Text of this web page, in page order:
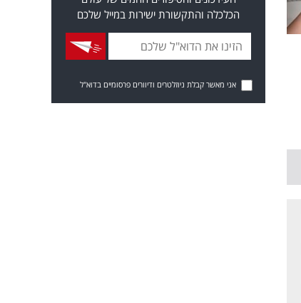
הכלכלה והתקשורת ישירות במייל שלכם
אני מאשר קבלת ניוזלטרים ודיוורים פרסומיים בדוא"ל